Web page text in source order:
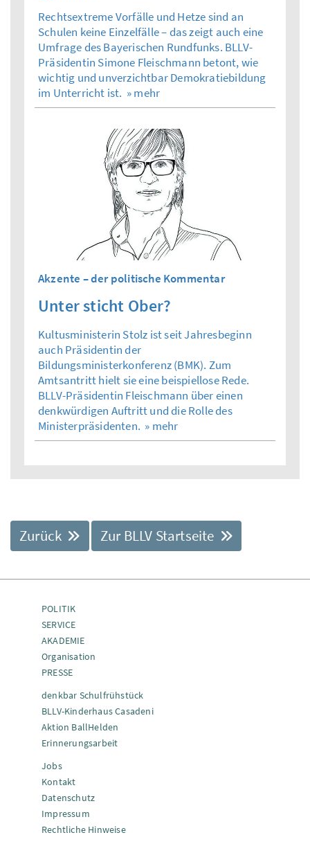
Rechtsextreme Vorfälle und Hetze sind an
Schulen keine Einzelfälle – das zeigt auch eine
Umfrage des Bayerischen Rundfunks. BLLV-
Präsidentin Simone Fleischmann betont, wie
wichtig und unverzichtbar Demokratiebildung
im Unterricht ist. » mehr
Akzente – der politische Kommentar
Unter sticht Ober?
Kultusministerin Stolz ist seit Jahresbeginn
auch Präsidentin der
Bildungsministerkonferenz (BMK). Zum
Amtsantritt hielt sie eine beispiellose Rede.
BLLV-Präsidentin Fleischmann über einen
denkwürdigen Auftritt und die Rolle des
Ministerpräsidenten. » mehr
Zurück Zur BLLV Startseite
POLITIK
SERVICE
AKADEMIE
Organisation
PRESSE
denkbar Schulfrühstück
BLLV-Kinderhaus Casadeni
Aktion BallHelden
Erinnerungsarbeit
Jobs
Kontakt
Datenschutz
Impressum
Rechtliche Hinweise